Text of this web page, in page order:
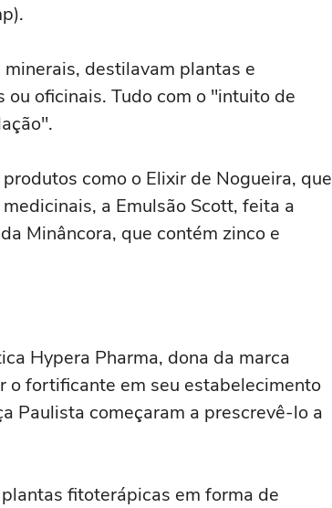
destilavam plantas e
oficinais. Tudo com o "intuito de
como o Elixir de Nogueira, que
a Emulsão Scott, feita a
Minâncora, que contém zinco e
Hypera Pharma, dona da marca
o fortificante em seu estabelecimento
Paulista começaram a prescrevê-lo a
fitoterápicas em forma de